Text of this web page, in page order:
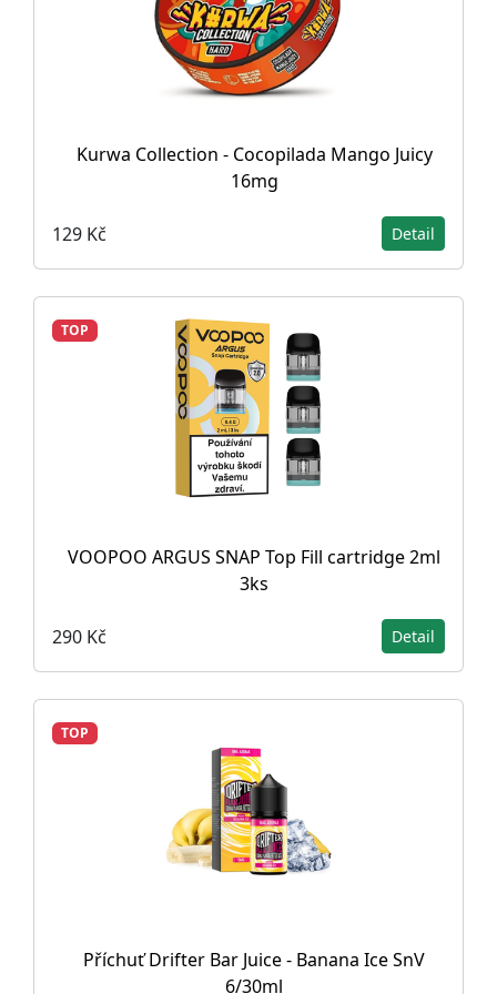
Kurwa Collection - Cocopilada Mango Juicy
16mg
129 Kč Detail
TOP
VOOPOO ARGUS SNAP Top Fill cartridge 2ml
3ks
290 Kč Detail
TOP
Příchuť Drifter Bar Juice - Banana Ice SnV
6/30ml